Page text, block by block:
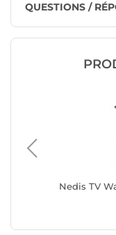
QUESTIONS /
Nedis TV